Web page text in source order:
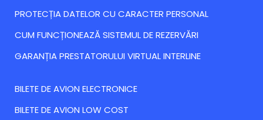
PROTECȚIA DATELOR CU CARACTER PERSONAL
CUM FUNCȚIONEAZĂ SISTEMUL DE REZERVĂRI
GARANȚIA PRESTATORULUI VIRTUAL INTERLINE
BILETE DE AVION ELECTRONICE
BILETE DE AVION LOW COST